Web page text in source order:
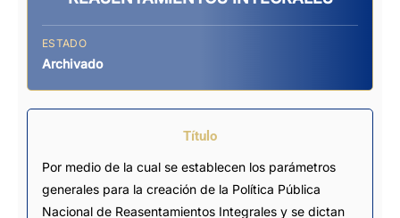
ESTADO
Archivado
Título
Por medio de la cual se establecen los parámetros
generales para la creación de la Política Pública
Nacional de Reasentamientos Integrales y se dictan